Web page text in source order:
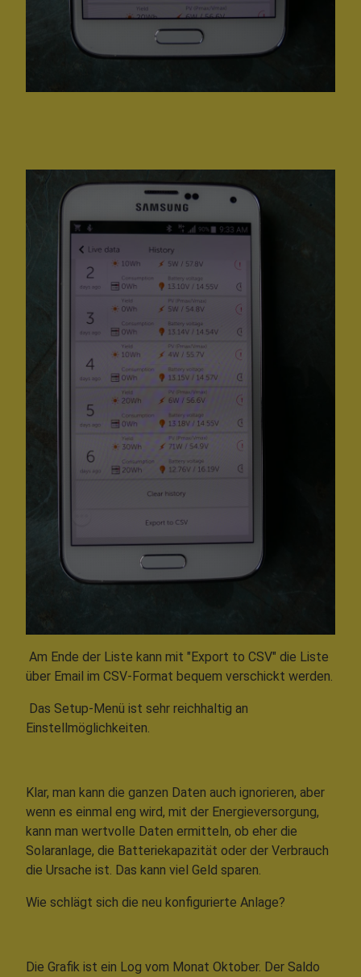
Am Ende der Liste kann mit "Export to CSV" die Liste
über Email im CSV-Format bequem verschickt werden.
Das Setup-Menü ist sehr reichhaltig an
Einstellmöglichkeiten.
Klar, man kann die ganzen Daten auch ignorieren, aber
wenn es einmal eng wird, mit der Energieversorgung,
kann man wertvolle Daten ermitteln, ob eher die
Solaranlage, die Batteriekapazität oder der Verbrauch
die Ursache ist. Das kann viel Geld sparen.
Wie schlägt sich die neu konfigurierte Anlage?
Die Grafik ist ein Log vom Monat Oktober. Der Saldo